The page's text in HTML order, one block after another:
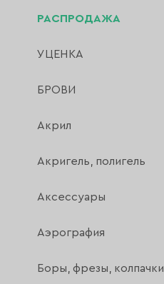
РАСПРОДАЖА
УЦЕНКА
БРОВИ
Акрил
Акригель, полигель
Аксессуары
Аэрография
Боры, фрезы, колпачки